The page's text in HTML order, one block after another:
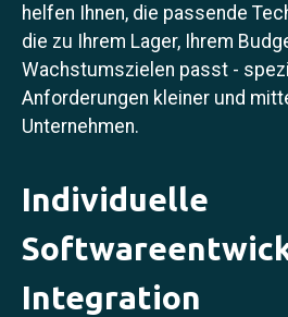
helfen Ihnen, die passende
die zu Ihrem Lager, Ihrem
Wachstumszielen passt -
Anforderungen kleiner und
Unternehmen.
Individuelle
Integration